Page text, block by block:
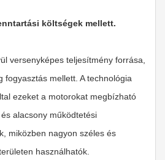
költségek mellett.
versenyképes teljesítmény forrása,
fogyasztás mellett. A technológia
ezeket a motorokat megbízható
alacsony működtetési
miközben nagyon széles és
használhatók.